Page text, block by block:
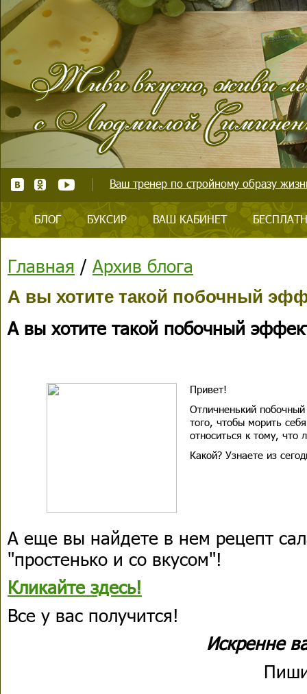
Ваш тренер по стройному образу
БЛОГ БУКСИР ВАШ КАБИНЕТ
Главная / Архив блога
А вы хотите такой побочный
А вы хотите такой побочный
Привет!
Отличненький
того, чтобы морить
относиться к тому, что
Какой? Узнаете из
А еще вы найдете в нем рецепт
"простенько и со вкусом"!
Кликайте здесь!
Все у вас получится!
Искренне